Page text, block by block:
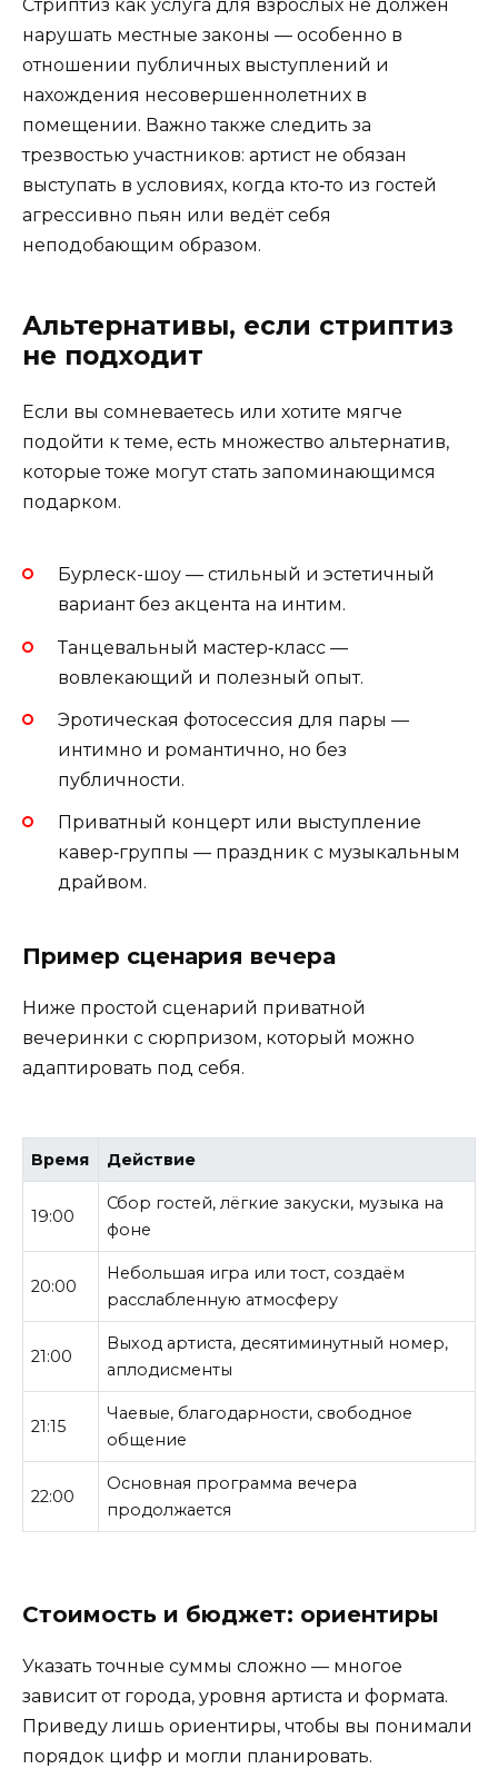
Стриптиз как услуга для взрослых не должен
нарушать местные законы — особенно в
отношении публичных выступлений и
нахождения несовершеннолетних в
помещении. Важно также следить за
трезвостью участников: артист не обязан
выступать в условиях, когда кто‑то из гостей
агрессивно пьян или ведёт себя
неподобающим образом.
Альтернативы, если стриптиз
не подходит
Если вы сомневаетесь или хотите мягче
подойти к теме, есть множество альтернатив,
которые тоже могут стать запоминающимся
подарком.
Бурлеск-шоу — стильный и эстетичный
вариант без акцента на интим.
Танцевальный мастер‑класс —
вовлекающий и полезный опыт.
Эротическая фотосессия для пары —
интимно и романтично, но без
публичности.
Приватный концерт или выступление
кавер‑группы — праздник с музыкальным
драйвом.
Пример сценария вечера
Ниже простой сценарий приватной
вечеринки с сюрпризом, который можно
адаптировать под себя.
Время Действие
19:00
Сбор гостей, лёгкие закуски, музыка на
фоне
20:00
Небольшая игра или тост, создаём
расслабленную атмосферу
21:00
Выход артиста, десятиминутный номер,
аплодисменты
21:15
Чаевые, благодарности, свободное
общение
22:00
Основная программа вечера
продолжается
Стоимость и бюджет: ориентиры
Указать точные суммы сложно — многое
зависит от города, уровня артиста и формата.
Приведу лишь ориентиры, чтобы вы понимали
порядок цифр и могли планировать.